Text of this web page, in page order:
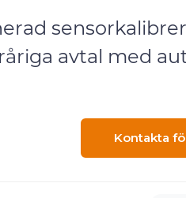
avtal med
Kontakta